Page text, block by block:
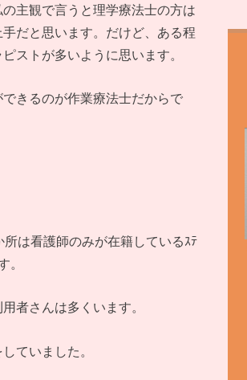
主観で言うと理学療法士の方は
だと思います。だけど、ある程
ストが多いように思います。
きるのが作業療法士だからで
は看護師のみが在籍しているｽﾃ
。
者さんは多くいます。
ていました。